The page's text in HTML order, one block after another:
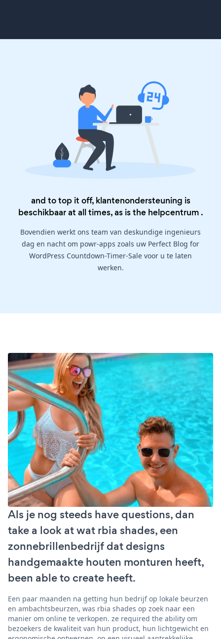
and to top it off, klantenondersteuning is
beschikbaar at all times, as is the helpcentrum .
Bovendien werkt ons team van deskundige ingenieurs
dag en nacht om powr-apps zoals uw Perfect Blog for
WordPress Countdown-Timer-Sale voor u te laten
werken.
Als je nog steeds have questions, dan
take a look at wat rbia shades, een
zonnebrillenbedrijf dat designs
handgemaakte houten monturen heeft,
been able to create heeft.
Een paar maanden na getting hun bedrijf op lokale beurzen
en ambachtsbeurzen, was rbia shades op zoek naar een
manier om online te verkopen. ze required the ability om
bezoekers de kwaliteit van hun product, hun lichtgewicht en